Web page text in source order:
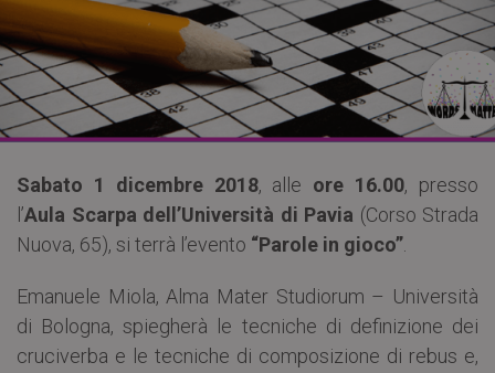
Sabato 1 dicembre 2018, alle ore 16.00, presso
l’Aula Scarpa dell’Università di Pavia (Corso Strada
Nuova, 65), si terrà l’evento “Parole in gioco”
Emanuele Miola, Alma Mater Studiorum – Università
di Bologna, spiegherà le tecniche di definizione dei
cruciverba e le tecniche di composizione di rebus e,